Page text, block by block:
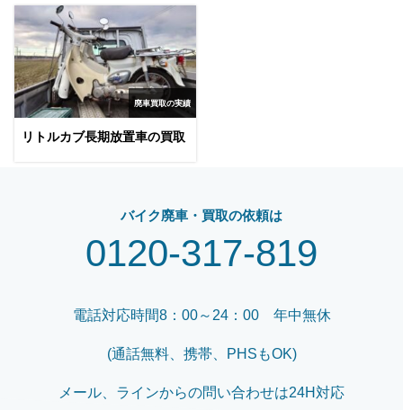
廃車買取の実績
リトルカブ長期放置車の買取
バイク廃車・買取の依頼は
0120-317-819
電話対応時間8：00～24：00 年中無休
(通話無料、携帯、PHSもOK)
メール、ラインからの問い合わせは24H対応